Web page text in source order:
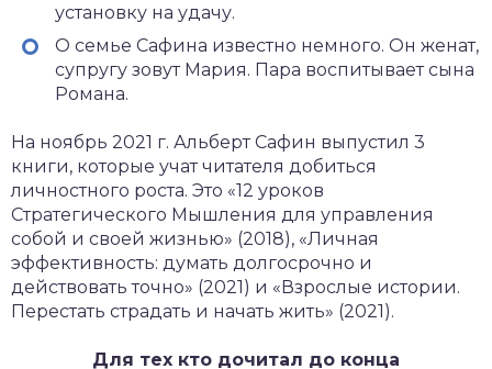
установку на удачу.
О семье Сафина известно немного. Он женат,
супругу зовут Мария. Пара воспитывает сына
Романа.
На ноябрь 2021 г. Альберт Сафин выпустил 3
книги, которые учат читателя добиться
личностного роста. Это «12 уроков
Стратегического Мышления для управления
собой и своей жизнью» (2018), «Личная
эффективность: думать долгосрочно и
действовать точно» (2021) и «Взрослые истории.
Перестать страдать и начать жить» (2021).
Для тех кто дочитал до конца